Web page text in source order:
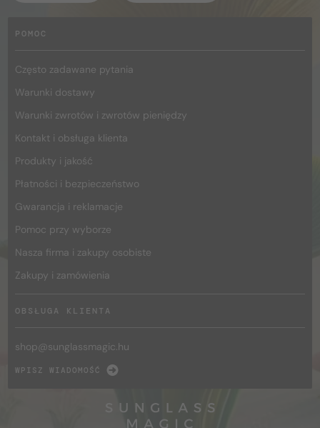
POMOC
Często zadawane pytania
Warunki dostawy
Warunki zwrotów i zwrotów pieniędzy
Kontakt i obsługa klienta
Produkty i jakość
Płatności i bezpieczeństwo
Gwarancja i reklamacje
Pomoc przy wyborze
Nasza firma i zakupy osobiste
Zakupy i zamówienia
OBSŁUGA KLIENTA
shop@sunglassmagic.hu
WPISZ WIADOMOŚĆ